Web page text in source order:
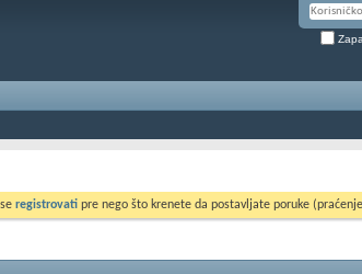
registrovati pre nego što krenete da postavljate poruke